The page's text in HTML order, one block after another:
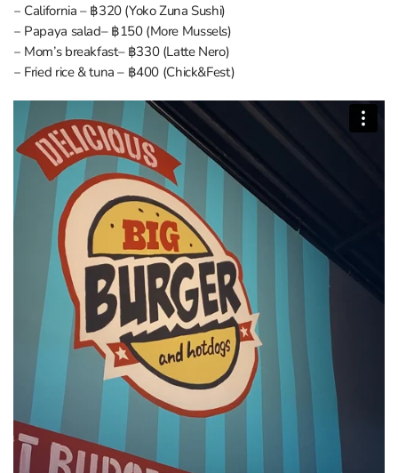
‒ California – ฿320 (Yoko Zuna Sushi)
‒ Papaya salad– ฿150 (More Mussels)
‒ Mom’s breakfast– ฿330 (Latte Nero)
‒ Fried rice & tuna – ฿400 (Chick&Fest)